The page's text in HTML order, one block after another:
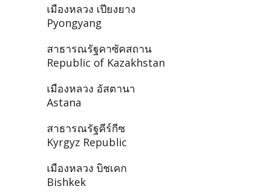
เมืองหลวง เปียงยาง
Pyongyang
สาธารณรัฐคาซัคสถาน
Republic of Kazakhstan
เมืองหลวง อัสตานา
Astana
สาธารณรัฐคีร์กีซ
Kyrgyz Republic
เมืองหลวง บิชเคก
Bishkek